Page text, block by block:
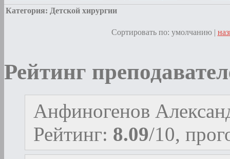
Категория: Детской хирургии
Сортировать по: умолчанию |
Рейтинг
Анфиногенов
Рейтинг: 8.09/10,